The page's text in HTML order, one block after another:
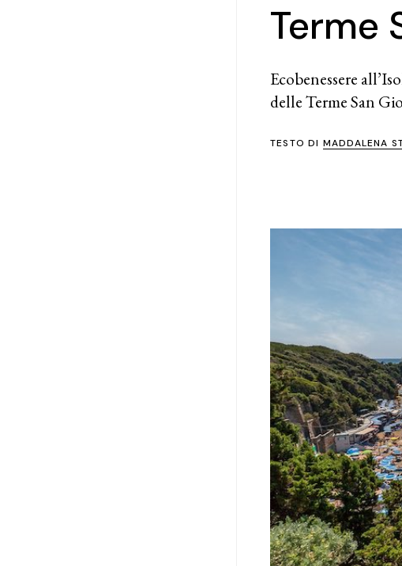
Terme
Ecobenessere
delle Terme San
TESTO DI MADDALENA